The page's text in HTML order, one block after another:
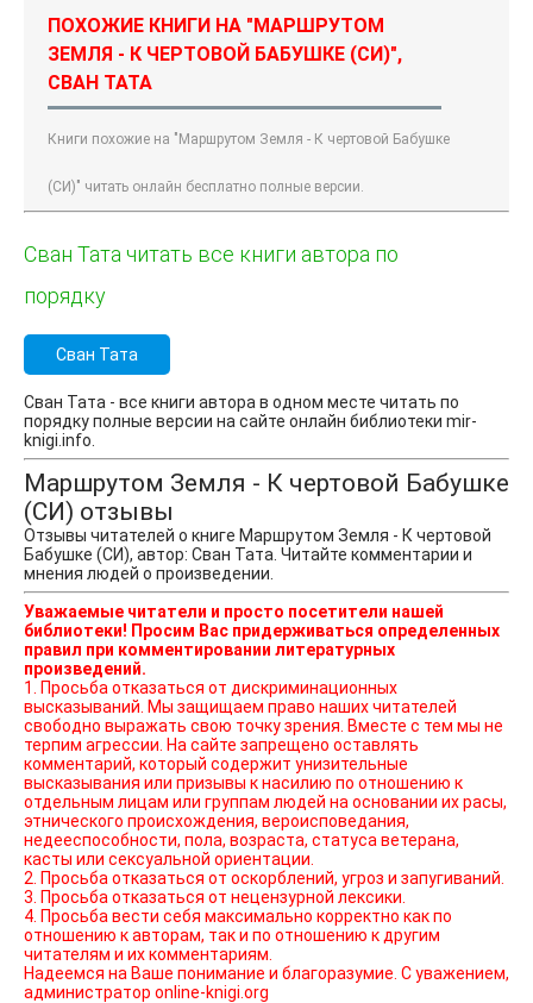
ПОХОЖИЕ КНИГИ НА "МАРШРУТОМ
ЗЕМЛЯ - К ЧЕРТОВОЙ БАБУШКЕ (СИ)",
СВАН ТАТА
Книги похожие на "Маршрутом Земля - К чертовой Бабушке
(СИ)" читать онлайн бесплатно полные версии.
Сван Тата читать все книги автора по
порядку
Сван Тата
Сван Тата - все книги автора в одном месте читать по
порядку полные версии на сайте онлайн библиотеки mir-
knigi.info.
Маршрутом Земля - К чертовой Бабушке
(СИ) отзывы
Отзывы читателей о книге Маршрутом Земля - К чертовой
Бабушке (СИ), автор: Сван Тата. Читайте комментарии и
мнения людей о произведении.
Уважаемые читатели и просто посетители нашей
библиотеки! Просим Вас придерживаться определенных
правил при комментировании литературных
произведений.
1. Просьба отказаться от дискриминационных
высказываний. Мы защищаем право наших читателей
свободно выражать свою точку зрения. Вместе с тем мы не
терпим агрессии. На сайте запрещено оставлять
комментарий, который содержит унизительные
высказывания или призывы к насилию по отношению к
отдельным лицам или группам людей на основании их расы,
этнического происхождения, вероисповедания,
недееспособности, пола, возраста, статуса ветерана,
касты или сексуальной ориентации.
2. Просьба отказаться от оскорблений, угроз и запугиваний.
3. Просьба отказаться от нецензурной лексики.
4. Просьба вести себя максимально корректно как по
отношению к авторам, так и по отношению к другим
читателям и их комментариям.
Надеемся на Ваше понимание и благоразумие. С уважением,
администратор online-knigi.org